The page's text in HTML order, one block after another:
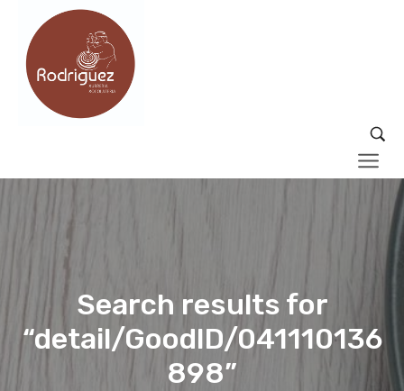
Search results for
“detail/GoodID/041110136
898”